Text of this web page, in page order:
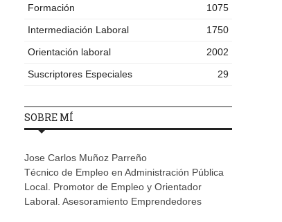
Formación
1075
Intermediación Laboral
1750
Orientación laboral
2002
Suscriptores Especiales
29
SOBRE MÍ
Jose Carlos Muñoz Parreño
Técnico de Empleo en Administración Pública
Local. Promotor de Empleo y Orientador
Laboral. Asesoramiento Emprendedores